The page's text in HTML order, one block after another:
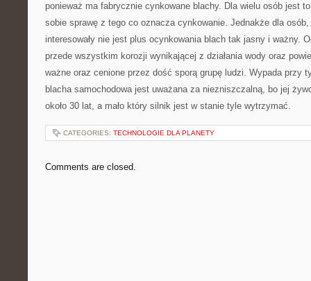
ponieważ ma fabrycznie cynkowane blachy. Dla wielu osób jest
sobie sprawę z tego co oznacza cynkowanie. Jednakże dla
interesowały nie jest plus ocynkowania blach tak jasny i ważny.
przede wszystkim korozji wynikającej z działania wody oraz
ważne oraz cenione przez dość sporą grupę ludzi. Wypada przy
blacha samochodowa jest uważana za niezniszczalną, bo jej
około 30 lat, a mało który silnik jest w stanie tyle wytrzymać.
CATEGORIES: TECHNOLOGIE DLA PLANETY
Comments are closed.